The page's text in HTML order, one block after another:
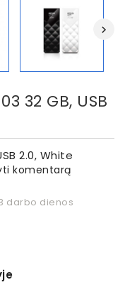
32 GB, USB
2.0, White
komentarą
darbo dienos